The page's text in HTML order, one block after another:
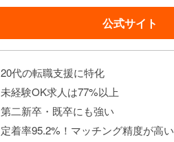
公式サイト
20代の転職支援に特化
未経験OK求人は77%以上
第二新卒・既卒にも強い
定着率95.2%！マッチング精度が高い